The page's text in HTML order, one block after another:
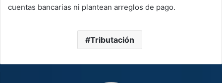
cuentas bancarias ni plantean arreglos de pago.
Tributación